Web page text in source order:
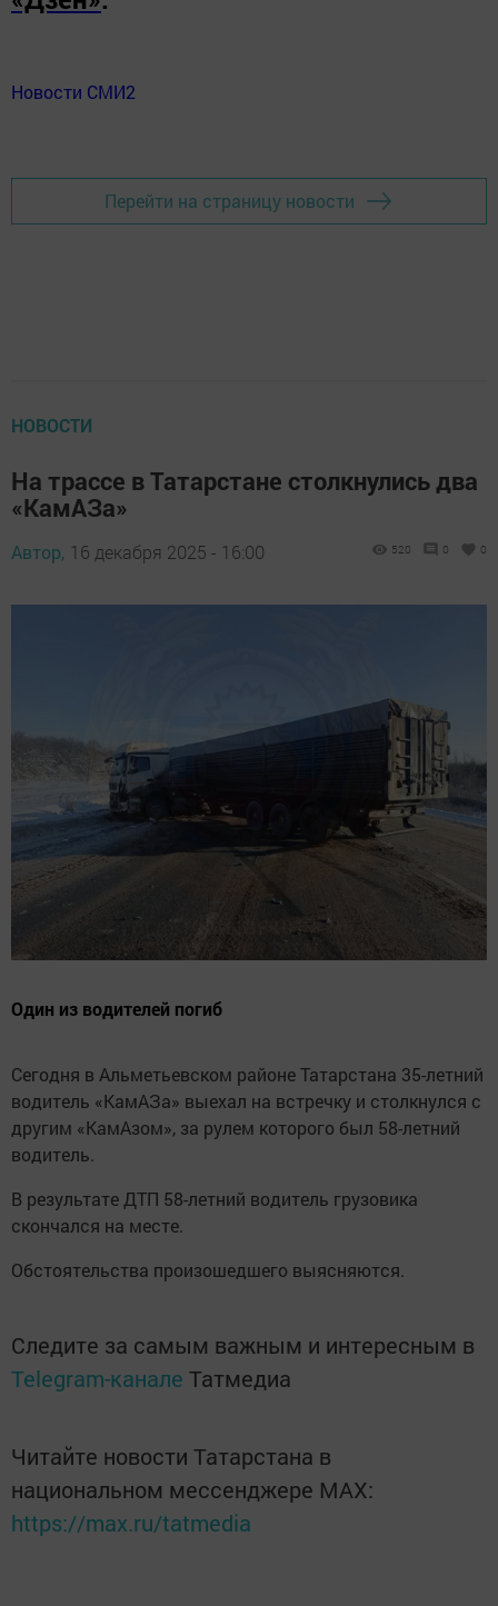
Новости СМИ2
Перейти на страницу новости
НОВОСТИ
На трассе в Татарстане столкнулись два
«КамАЗа»
Автор, 16 декабря 2025 - 16:00 520 0 0
Один из водителей погиб
Сегодня в Альметьевском районе Татарстана 35-летний
водитель «КамАЗа» выехал на встречку и столкнулся с
другим «КамАзом», за рулем которого был 58-летний
водитель.
В результате ДТП 58-летний водитель грузовика
скончался на месте.
Обстоятельства произошедшего выясняются.
Следите за самым важным и интересным в
Telegram-канале Татмедиа
Читайте новости Татарстана в
национальном мессенджере MАХ:
https://max.ru/tatmedia